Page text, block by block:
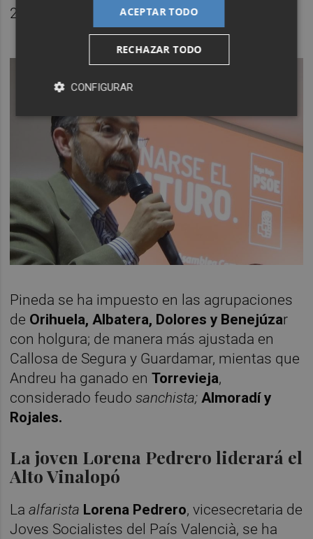
265 papeletas de apoyo a Sebastián Andreu.
Pineda se ha impuesto en las agrupaciones
de Orihuela, Albatera, Dolores y Benejúzar
con holgura; de manera más ajustada en
Callosa de Segura y Guardamar, mientas que
Andreu ha ganado enTorrevieja,
considerado feudosanchista;Almoradí y
Rojales.
La joven Lorena Pedrero liderará el
Alto Vinalopó
La alfarista Lorena Pedrero, vicesecretaria de
Joves Socialistes del País Valencià, se ha
ACEPTAR TODO
RECHAZAR TODO
CONFIGURAR